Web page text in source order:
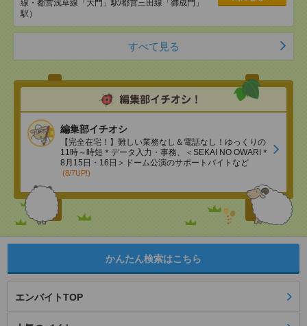
線・都営浅草線「⼤⾨」駅/都営三田線「御成⾨」
駅）
すべて見る
編集部イチオシ
【完全在宅！】難しい業務なし＆電話なし！ゆっくりの
11時～時短＊データ入力・事務、＜SEKAI NO OWARI＊
8月15日・16日＞ドーム公演のサポートバイトなど
(8/7UP!)
かんたん検索はこちら
エンバイトTOP